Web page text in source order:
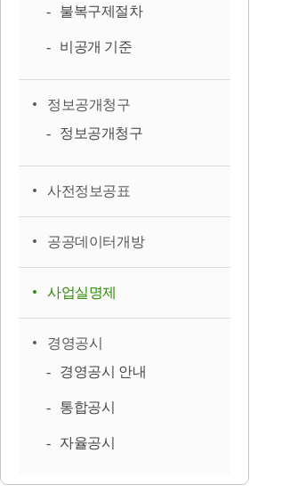
불복구제절차
비공개 기준
정보공개청구
정보공개청구
사전정보공표
공공데이터개방
사업실명제
경영공시
경영공시 안내
통합공시
자율공시